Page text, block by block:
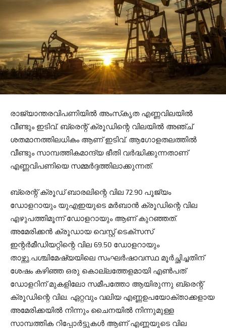
രാജ്യാന്തരവിപണിയില്‍ അംസ്‌കൃത എണ്ണവിലയില്‍
വീണ്ടും ഇടിവ്. ബ്രെന്റ് ക്രൂഡിന്റെ വിലയില്‍ അഞ്ച്
ശതമാനത്തിലധികം ആണ് ഇടിവ്. ആഗോളതലത്തില്‍
വീണ്ടും സാമ്പത്തികമാന്ദ്യ ഭീതി വര്‍ദ്ധിക്കുന്നതാണ്
എണ്ണവിപണിയെ സമ്മര്‍ദ്ദത്തിലാക്കുന്നത്.
ബ്രെന്റ് ക്രൂഡ് ബാരലിന്റെ വില 72.90 പൂജ്യം
ഡോളറായും യുഎഇയുടെ മര്‍ബാന്‍ ക്രൂഡിന്റെ വില
എഴുപത്തിമൂന്ന് ഡോളറായും ആണ് കുറഞ്ഞത്.
അമേരിക്കന്‍ ക്രൂഡായ വെസ്റ്റ് ടെക്‌സസ്
ഇന്റര്‍മീഡിയറ്റിന്റെ വില 69.50 ഡോളറായും
താഴ്ന്നു.പശ്ചിമേഷ്യയിലെ സംഘര്‍ഷാവസ്ഥ മൂര്‍ച്ഛിച്ചതിന്
ശേഷം കഴിഞ്ഞ ഒരു കൊല്ലത്തേളമായി എണ്‍പത്
ഡോളറിന് മുകളിലോ സമീപത്തോ ആയിരുന്നു ബ്രെന്റ്
ക്രൂഡിന്റെ വില. ഏറ്റവും വലിയ എണ്ണഉപയോക്താക്കളായ
അമേരിക്കയില്‍ നിന്നും ചൈനയില്‍ നിന്നുമുള്ള
സാമ്പത്തിക റിപ്പോര്‍ട്ടുകള്‍ ആണ് എണ്ണയുടെ വില